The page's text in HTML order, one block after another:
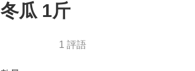
冬瓜 1斤
1 評語